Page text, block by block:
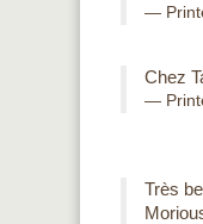
—
Chez
—
Très